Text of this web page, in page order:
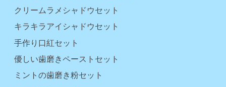
クリームラメシャドウセット
キラキラアイシャドウセット
手作り口紅セット
優しい歯磨きペーストセット
ミントの歯磨き粉セット